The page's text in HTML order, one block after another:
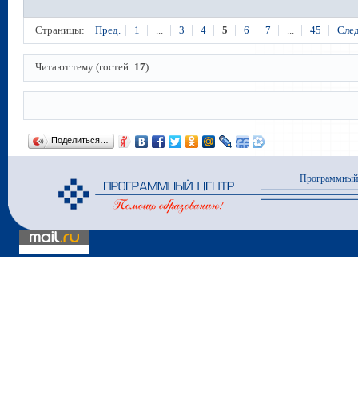
Страницы: Пред. 1 3 4 5 6 7 45
Читают тему (гостей: 17)
Поделиться…